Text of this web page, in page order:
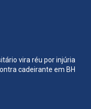
vira réu por injúria
cadeirante em BH